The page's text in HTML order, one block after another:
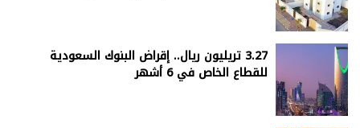
3.27 تريليون ريال.. إقراض البنوك السعودية
للقطاع الخاص في 6 أشهر